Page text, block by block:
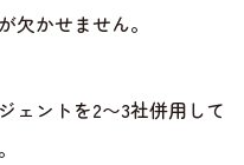
欠かせません。
ェントを2〜3社併用して
。